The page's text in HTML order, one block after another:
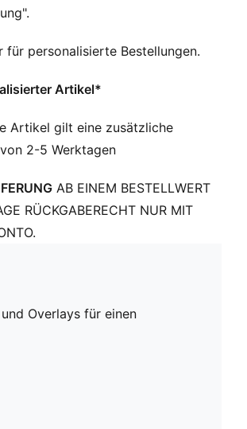
personalisierte Bestellungen.
Artikel*
Artikel gilt eine zusätzliche
2-5 Werktagen
AB EINEM BESTELLWERT
RÜCKGABERECHT NUR MIT
Overlays für einen